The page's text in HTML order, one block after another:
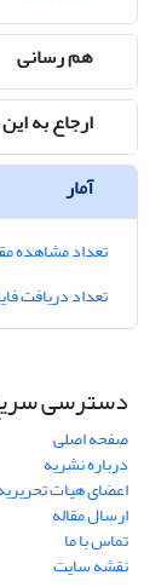
هم رسانی
ارجاع به
آمار
تعداد مشاهده
تعداد دریافت
دسترسی
صفحه اصلی
درباره نشریه
اعضای هیات
ارسال مقاله
تماس با ما
نقشه سایت